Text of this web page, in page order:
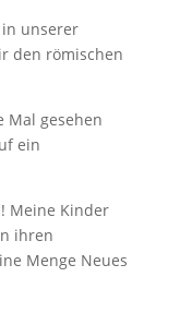
unserer
den römischen
Mal gesehen
ein
Meine Kinder
ihren
Menge Neues